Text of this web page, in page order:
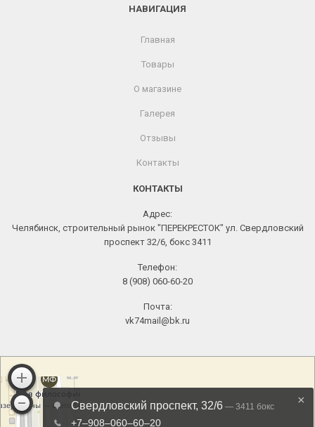
НАВИГАЦИЯ
Главная
Товары
О магазине
Галерея
Отзывы
Контакты
КОНТАКТЫ
Адрес:
Челябинск, строительный рынок "ПЕРЕКРЕСТОК" ул. Свердловский
проспект 32/6, бокс 3411
Телефон:
8 (908) 060-60-20
Почта:
vk74mail@bk.ru